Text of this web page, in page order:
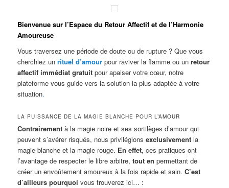
Bienvenue sur l’Espace du Retour Affectif et de l’Harmonie
Amoureuse
Vous traversez une période de doute ou de rupture ? Que vous
cherchiez unrituel d’amour pour raviver la flamme ou unretour
affectif immédiat gratuit pour apaiser votre cœur, notre
plateforme vous guide vers la solution la plus adaptée à votre
situation.
LA PUISSANCE DE LA MAGIE BLANCHE POUR L’AMOUR
Contrairement à la magie noire et ses sortilèges d’amour qui
peuvent s’avérer risqués, nous privilégionsexclusivement la
magie blanche et la magie rouge. En effet, ces pratiques ont
l’avantage de respecter le libre arbitre,tout en permettant de
créer un envoûtement amoureux à la fois rapide et sain.C’est
d’ailleurs pourquoi vous trouverez ici… :